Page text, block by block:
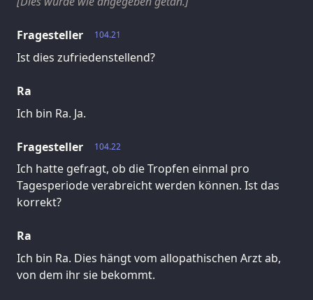
104.21
Fragesteller
Ist dies zufriedenstellend?
Ra
Ich bin Ra. Ja.
104.22
Fragesteller
Ich hatte gefragt, ob die Tropfen einmal pro
Tagesperiode verabreicht werden können. Ist das
korrekt?
Ra
Ich bin Ra. Dies hängt vom allopathischen Arzt ab,
von dem ihr sie bekommt.